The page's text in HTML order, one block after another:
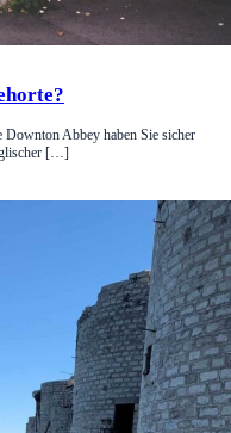
Abbey haben Sie sicher
[…]